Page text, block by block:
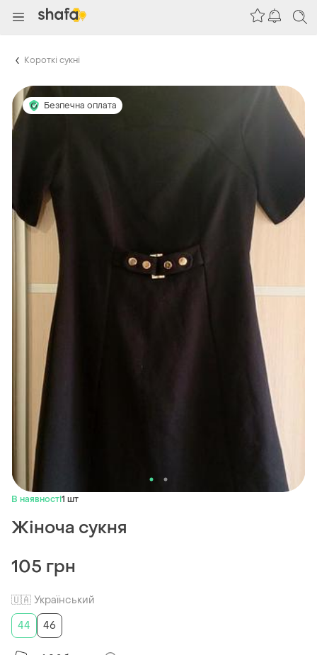
Короткі сукні
Безпечна оплата
В наявності1 шт
Жіноча сукня
105 грн
🇺🇦 Український
44
46